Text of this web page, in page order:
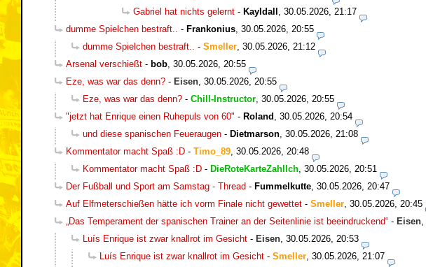
Gabriel hat nichts gelernt - Kayldall
30.05.2026, 21:17
dumme Spielchen bestraft..
- Frankonius 30.05.2026, 20:55
dumme Spielchen bestraft..
- Smeller 30.05.2026, 21:12
Arsenal verschießt - bob 30.05.2026, 20:55
Eze, was war das denn? - Eisen 30.05.2026, 20:55
Eze, was war das denn? - Chill-Instructor 30.05.2026, 20:55
"jetzt hat Enrique einen Ruhepuls von 60" - Roland
30.05.2026, 20:54
und diese spanischen Feueraugen - Dietmarson 30.05.2026, 21:08
Kommentator macht Spaß :D - Timo_89 30.05.2026, 20:48
Kommentator macht Spaß :D - DieRoteKarteZahlIch 30.05.2026, 20:51
Der Fußball und Sport am Samstag - Thread - Fummelkutte 30.05.2026, 20:47
Auf Elfmeterschießen hätte ich vorm Finale nicht gewettet - Smeller 30.05.2026, 20:45
„Das Temperament der spanischen Trainer an der Seitenlinie ist beeindruckend“ - Eisen
Luís Enrique ist zwar knallrot im Gesicht - Eisen 30.05.2026, 20:53
Luís Enrique ist zwar knallrot im Gesicht - Smeller 30.05.2026, 21:07